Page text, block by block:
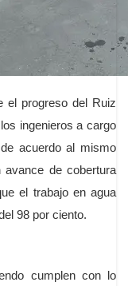
el progreso del Ruiz
ingenieros a cargo
acuerdo al mismo
avance de cobertura
el trabajo en agua
98 por ciento.
cumplen con lo